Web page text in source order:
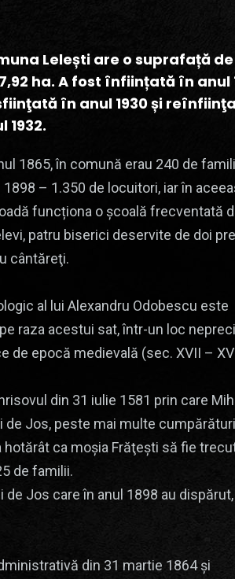
Lelești are o suprafață de
ha. A fost înființată în anul
în anul 1930 și
1932.
1865, în comună erau 240 de
1898 – 1.350 de locuitori, iar în
funcționa o şcoală frecventată
patru biserici deservite de doi
cântăreţi.
al lui Alexandru Odobescu este
raza acestui sat, într-un loc
epocă medievală (sec. XVII –
din 31 iulie 1581 prin care
de Jos, peste mai multe
hotărât ca moşia Frăţeşti să fie
de familii.
Jos care în anul 1898 au
din 31 martie 1864 și